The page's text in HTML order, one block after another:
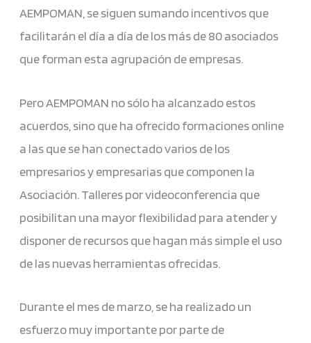
AEMPOMAN, se siguen sumando incentivos que
facilitarán el día a día de los más de 80 asociados
que forman esta agrupación de empresas.
Pero AEMPOMAN no sólo ha alcanzado estos
acuerdos, sino que ha ofrecido formaciones online
a las que se han conectado varios de los
empresarios y empresarias que componen la
Asociación. Talleres por videoconferencia que
posibilitan una mayor flexibilidad para atender y
disponer de recursos que hagan más simple el uso
de las nuevas herramientas ofrecidas.
Durante el mes de marzo, se ha realizado un
esfuerzo muy importante por parte de